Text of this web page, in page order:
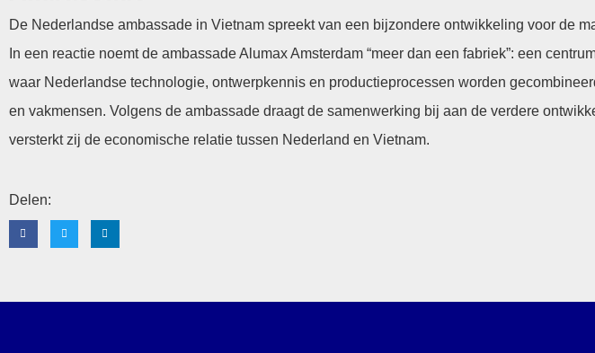
De Nederlandse ambassade in Vietnam spreekt van een bijzondere ontwikkeling voor de
In een reactie noemt de ambassade Alumax Amsterdam “meer dan een fabriek”: een
waar Nederlandse technologie, ontwerpkennis en productieprocessen worden
en vakmensen. Volgens de ambassade draagt de samenwerking bij aan de verdere
versterkt zij de economische relatie tussen Nederland en Vietnam.
Delen: